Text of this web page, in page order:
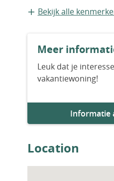
Bestaande bouw
2012
Aantal slaapkamers
Aantal badkamers
Woningfaciliteiten
Bekijk alle
Meer
Leuk dat je
vakantiewoning!
Informatie
Location